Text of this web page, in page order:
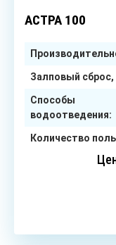
АСТРА 100
Залповый сброс,
Способы
водоотведения:
Количество